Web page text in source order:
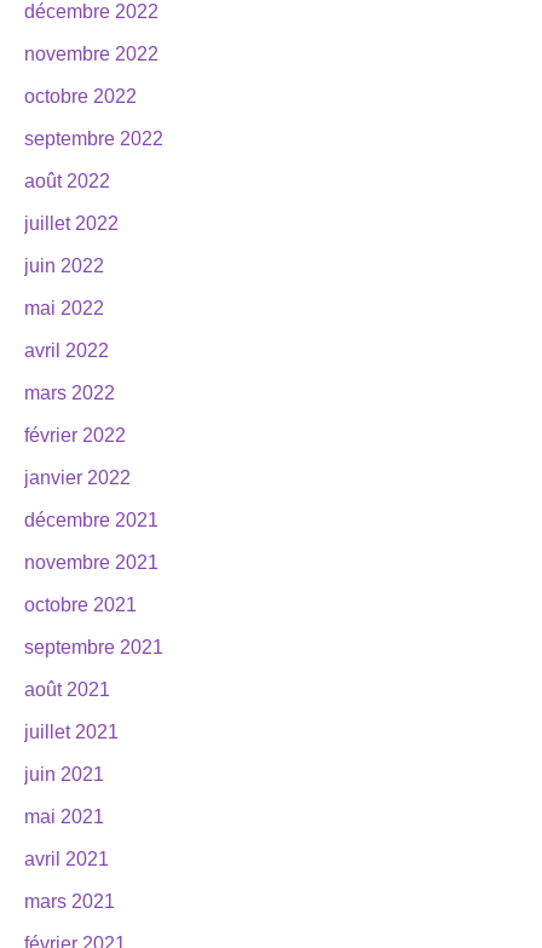
décembre 2022
novembre 2022
octobre 2022
septembre 2022
août 2022
juillet 2022
juin 2022
mai 2022
avril 2022
mars 2022
février 2022
janvier 2022
décembre 2021
novembre 2021
octobre 2021
septembre 2021
août 2021
juillet 2021
juin 2021
mai 2021
avril 2021
mars 2021